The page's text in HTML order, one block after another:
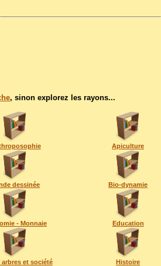
, sinon explorez les rayons...
Apiculture
dessinée Bio-dynamie
- Monnaie Education
arbres et société Histoire